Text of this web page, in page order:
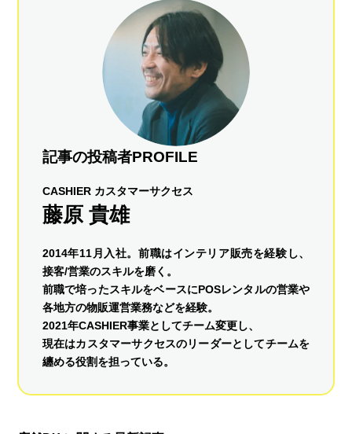
記事の投稿者PROFILE
CASHIER カスタマーサクセス
藤原 貴雄
2014年11月入社。前職はインテリア販売を経験し、
接客/営業のスキルを磨く。
前職で培ったスキルをベースにPOSレンタルの営業や
各地方の物販運営業務などを経験。
2021年CASHIER事業としてチーム変更し、
現在はカスタマーサクセスのリーダーとしてチームを
纏める役割を担っている。